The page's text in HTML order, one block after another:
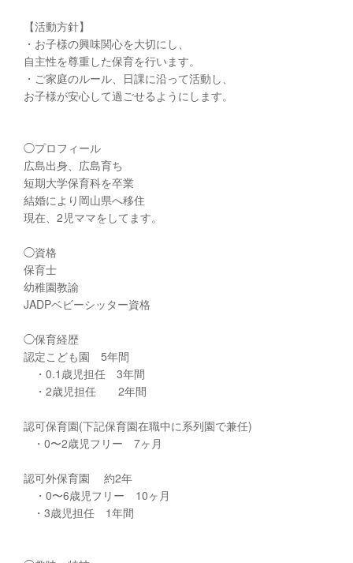
【活動方針】
・お子様の興味関心を大切にし、
自主性を尊重した保育を行います。
・ご家庭のルール、日課に沿って活動し、
お子様が安心して過ごせるようにします。
◯プロフィール
広島出身、広島育ち
短期大学保育科を卒業
結婚により岡山県へ移住
現在、2児ママをしてます。
◯資格
保育士
幼稚園教諭
JADPベビーシッター資格
◯保育経歴
認定こども園 5年間
・0.1歳児担任 3年間
・2歳児担任 2年間
認可保育園(下記保育園在職中に系列園で兼任)
・0〜2歳児フリー 7ヶ月
認可外保育園 約2年
・0〜6歳児フリー 10ヶ月
・3歳児担任 1年間